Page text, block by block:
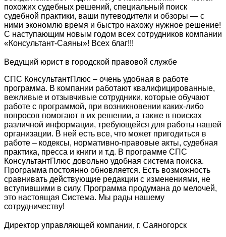
похожих судебных решений, специальный поиск
судебной практики, ваши путеводители и обзоры — с
ними экономлю время и быстро нахожу нужное решение!
С наступающим новым годом всех сотрудников компании
«Консультант-Саяны»! Всех благ!!!
Ведущий юрист в городской правовой службе
СПС КонсультантПлюс – очень удобная в работе
программа. В компании работают квалифицированные,
вежливые и отзывчивые сотрудники, которые обучают
работе с программой, при возникновении каких-либо
вопросов помогают в их решении, а также в поисках
различной информации, требующейся для работы нашей
организации. В ней есть все, что может пригодиться в
работе – кодексы, нормативно-правовые акты, судебная
практика, пресса и книги и т.д. В программе СПС
КонсультантПлюс довольно удобная система поиска.
Программа постоянно обновляется. Есть возможность
сравнивать действующие редакции с изменениями, не
вступившими в силу. Программа продумана до мелочей,
это настоящая Система. Мы рады нашему
сотрудничеству!
Директор управляющей компании, г. Саяногорск